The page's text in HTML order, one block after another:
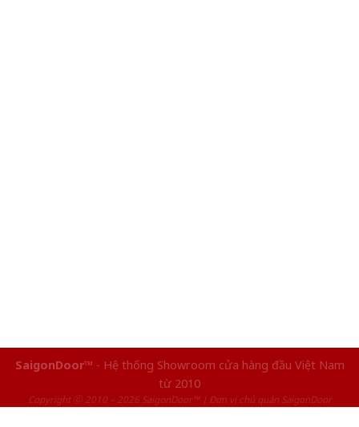
SaigonDoor™ - Hệ thống Showroom cửa hàng đầu Việt Nam
từ 2010
Copyright ⓒ 2010 – 2026 SaigonDoor™ | Đơn vị chủ quản SaigonDoor